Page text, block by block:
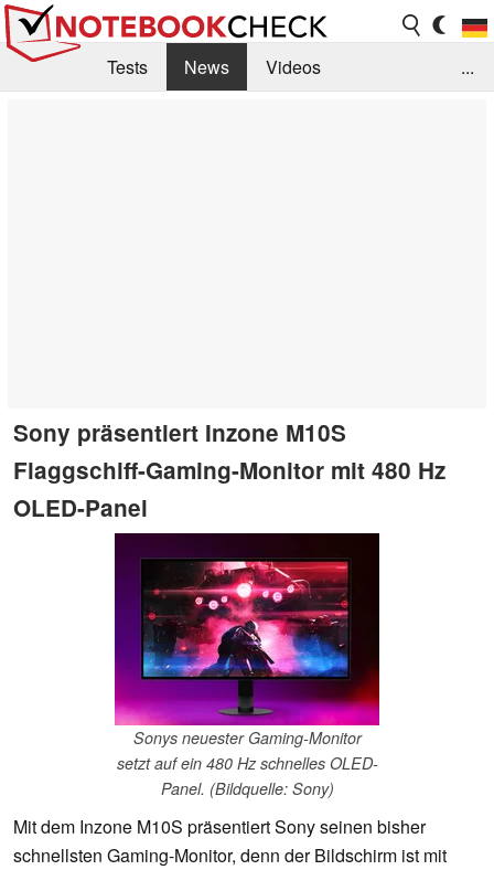
Tests News
Videos
...
Sony präsentiert Inzone M10S
Flaggschiff-Gaming-Monitor mit 480 Hz
OLED-Panel
Sonys neuester Gaming-Monitor
setzt auf ein 480 Hz schnelles OLED-
Panel. (Bildquelle: Sony)
Mit dem Inzone M10S präsentiert Sony seinen bisher
schnellsten Gaming-Monitor, denn der Bildschirm ist mit